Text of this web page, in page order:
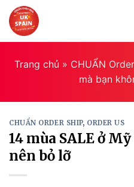
Skip
to
content
Trang chủ » CHUẨN
mà bạn
CHUẨN ORDER SHIP, ORDER US
14 mùa SALE ở
nên bỏ lỡ